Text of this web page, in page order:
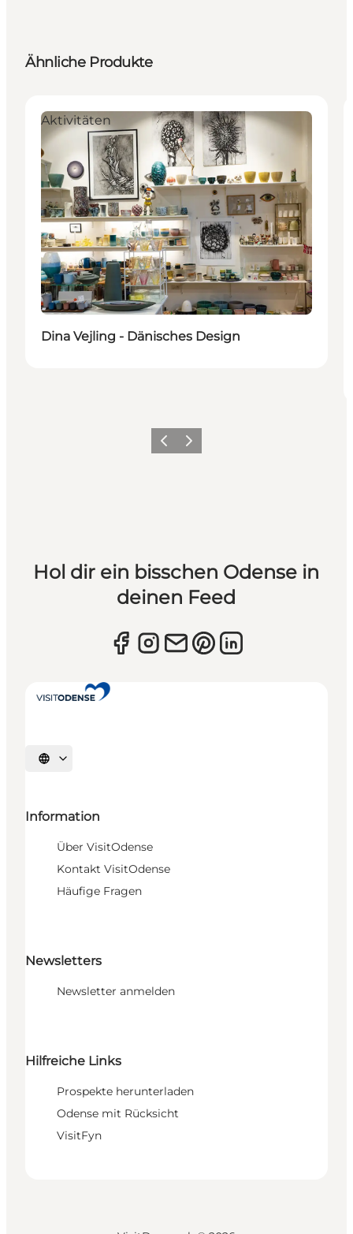
Ähnliche Produkte
Aktivitäten
Dina Vejling - Dänisches Design
ZurückWeiter
Hol dir ein bisschen Odense in
deinen Feed
Sprache auswählen
Information
Über VisitOdense
Kontakt VisitOdense
Häufige Fragen
Newsletters
Newsletter anmelden
Hilfreiche Links
Prospekte herunterladen
Odense mit Rücksicht
VisitFyn